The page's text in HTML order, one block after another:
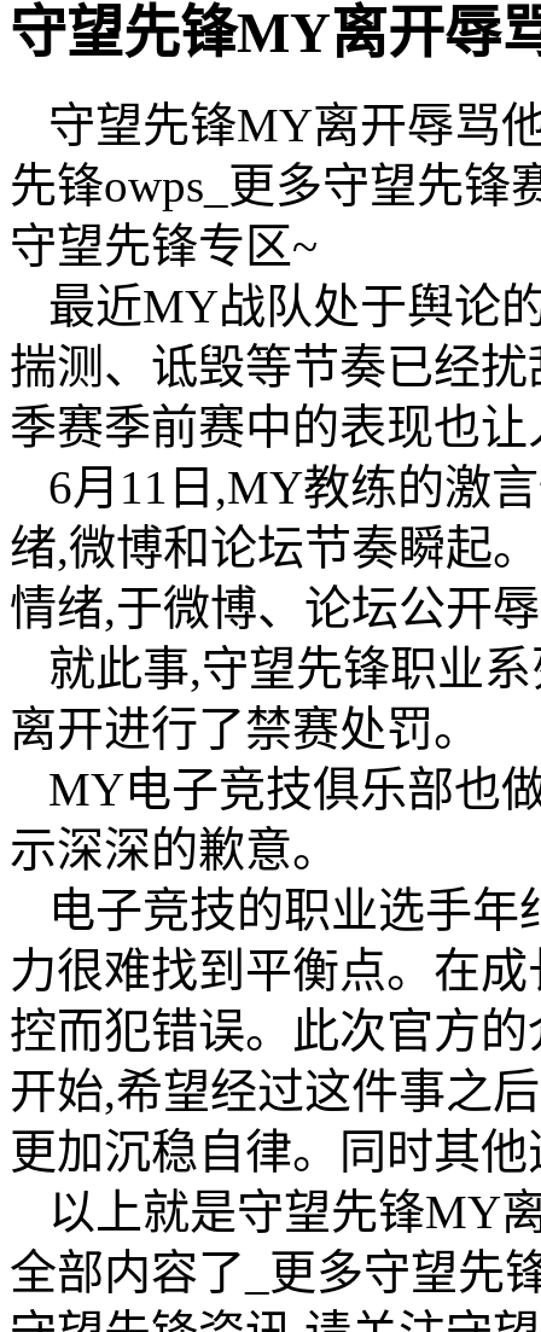
守望先锋MY离开辱
守望先锋MY离开辱骂
先锋owps_更多守望先锋
守望先锋专区~
最近MY战队处于舆论
揣测、诋毁等节奏已经
季赛季前赛中的表现也
6月11日,MY教练的激
绪,微博和论坛节奏瞬起
情绪,于微博、论坛公开
就此事,守望先锋职业
离开进行了禁赛处罚。
MY电子竞技俱乐部也
示深深的歉意。
电子竞技的职业选手
力很难找到平衡点。在
控而犯错误。此次官方
开始,希望经过这件事之
更加沉稳自律。同时其
以上就是守望先锋MY
全部内容了_更多守望先